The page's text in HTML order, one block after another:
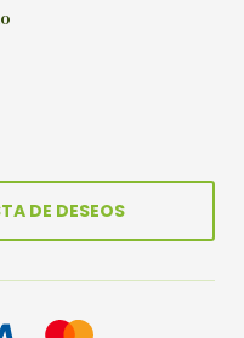
DE DESEOS